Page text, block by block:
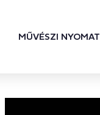
MŰVÉSZI NYOMAT